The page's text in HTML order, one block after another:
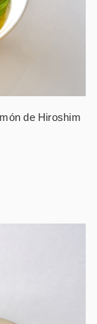
de Hiroshim